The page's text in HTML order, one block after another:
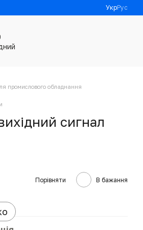
УкрРус
промислового обладнання
сигнал
Порівняти В бажання